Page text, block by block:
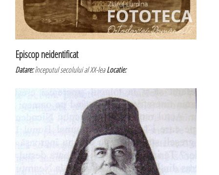
Episcop neidentificat
Datare:începutul secolului al XX-leaLocatie: